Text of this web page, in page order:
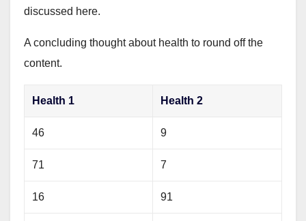
discussed here.
A concluding thought about health to round off the
content.
Health 1 Health 2
46 9
71 7
16 91